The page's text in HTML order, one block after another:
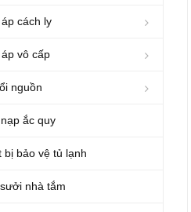
cách ly
áp vô cấp
nguồn
ắc quy
bị bảo vệ tủ lạnh
nhà tắm